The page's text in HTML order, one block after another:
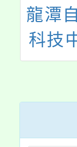
龍潭
科技
12月